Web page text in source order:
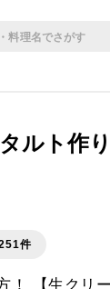
ルト作り
件
！ 【生クリ